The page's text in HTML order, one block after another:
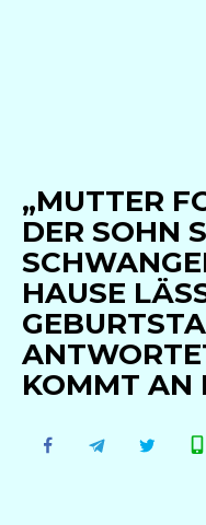
„MUTTER
DER SOHN
HAUSE
KOMMT AN